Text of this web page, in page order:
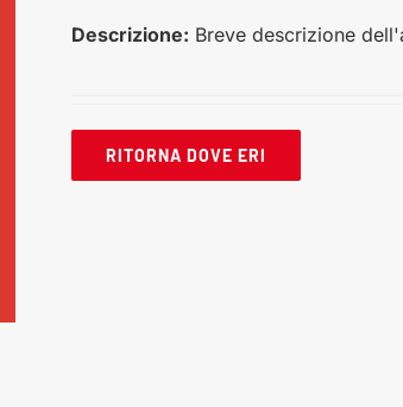
Descrizione: Breve descrizione
RITORNA DOVE ERI